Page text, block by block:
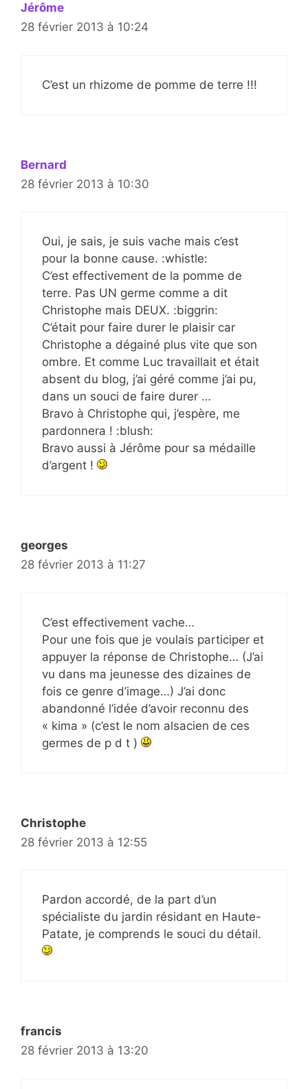
Jérôme
28 février 2013 à 10:24
C’est un rhizome de pomme de terre !!!
Bernard
28 février 2013 à 10:30
Oui, je sais, je suis vache mais c’est
pour la bonne cause. :whistle:
C’est effectivement de la pomme de
terre. Pas UN germe comme a dit
Christophe mais DEUX. :biggrin:
C’était pour faire durer le plaisir car
Christophe a dégainé plus vite que son
ombre. Et comme Luc travaillait et était
absent du blog, j’ai géré comme j’ai pu,
dans un souci de faire durer …
Bravo à Christophe qui, j’espère, me
pardonnera ! :blush:
Bravo aussi à Jérôme pour sa médaille
d’argent !
georges
28 février 2013 à 11:27
C’est effectivement vache…
Pour une fois que je voulais participer et
appuyer la réponse de Christophe… (J’ai
vu dans ma jeunesse des dizaines de
fois ce genre d’image…) J’ai donc
abandonné l’idée d’avoir reconnu des
« kima » (c’est le nom alsacien de ces
germes de p d t )
Christophe
28 février 2013 à 12:55
Pardon accordé, de la part d’un
spécialiste du jardin résidant en Haute-
Patate, je comprends le souci du détail.
francis
28 février 2013 à 13:20